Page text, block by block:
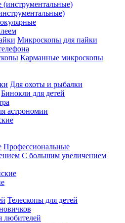
Микроскопы для пайки
Карманные микроскопы
Для охоты и рыбалки
Бинокли для детей
астрономии
Профессиональные
С большим увеличением
Телескопы для детей
любителей